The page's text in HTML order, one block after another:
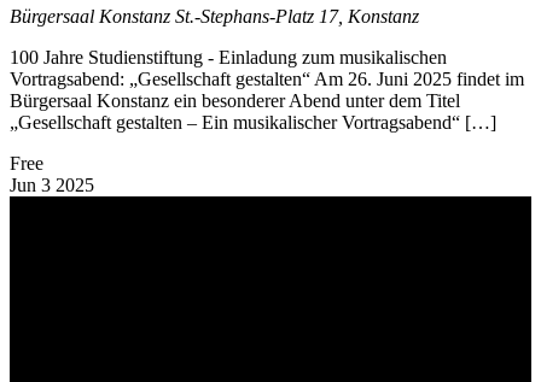
Bürgersaal Konstanz St.-Stephans-Platz 17, Konstanz
100 Jahre Studienstiftung - Einladung zum musikalischen
Vortragsabend: „Gesellschaft gestalten“ Am 26. Juni 2025 findet im
Bürgersaal Konstanz ein besonderer Abend unter dem Titel
„Gesellschaft gestalten – Ein musikalischer Vortragsabend“ […]
Free
Jun 3 2025